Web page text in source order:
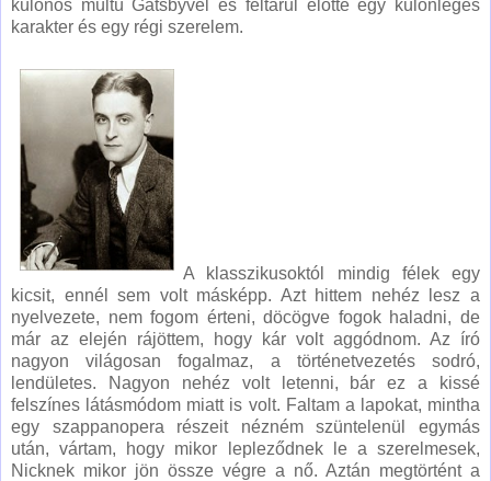
különös múltú Gatsbyvel és feltárul előtte egy különleges
karakter és egy régi szerelem.
A klasszikusoktól mindig félek egy
kicsit, ennél sem volt másképp. Azt hittem nehéz lesz a
nyelvezete, nem fogom érteni, döcögve fogok haladni, de
már az elején rájöttem, hogy kár volt aggódnom. Az író
nagyon világosan fogalmaz, a történetvezetés sodró,
lendületes. Nagyon nehéz volt letenni, bár ez a kissé
felszínes látásmódom miatt is volt. Faltam a lapokat, mintha
egy szappanopera részeit nézném szüntelenül egymás
után, vártam, hogy mikor lepleződnek le a szerelmesek,
Nicknek mikor jön össze végre a nő. Aztán megtörtént a